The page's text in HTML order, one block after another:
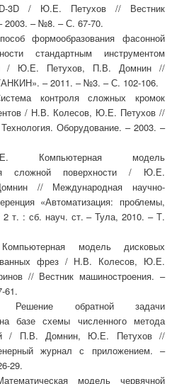
3D / Ю.Е. Петухов // Вестник
2003. – №8. – С. 67-70.
формообразования фасонной
стандартным инструментом
/ Ю.Е. Петухов, П.В. Домнин //
– 2011. – №3. – С. 102-106.
контроля сложных кромок
/ Н.В. Колесов, Ю.Е. Петухов //
Оборудование. – 2003. –
Компьютерная модель
сложной поверхности / Ю.Е.
// Международная научно-
«Автоматизация: проблемы,
т. : сб. науч. ст. – Тула, 2010. – Т.
модель дисковых
фрез / Н.В. Колесов, Ю.Е.
// Вестник машиностроения. –
61.
обратной задачи
базе схемы численного метода
/ П.В. Домнин, Ю.Е. Петухов //
журнал с приложением. –
29.
модель червячной